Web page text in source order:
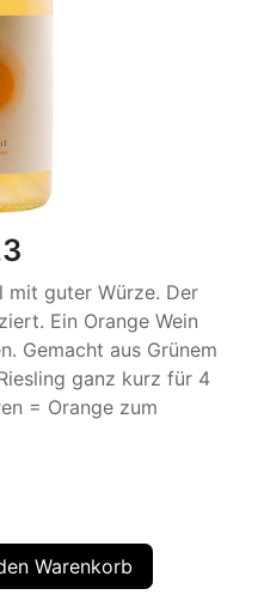
mit guter Würze. Der
Ein Orange Wein
Gemacht aus Grünem
ganz kurz für 4
= Orange zum
Warenkorb